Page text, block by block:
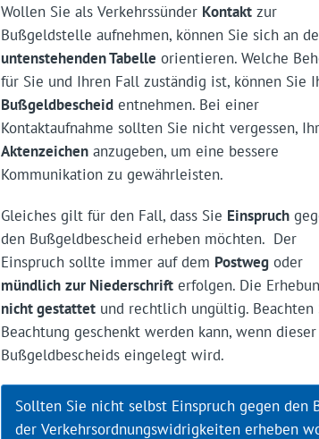
Wollen Sie als Verkehrssünder Kontaktzur
Bußgeldstelle aufnehmen, können Sie sich an
untenstehenden Tabelle orientieren. Welche
für Sie und Ihren Fall zuständig ist, können Sie
Bußgeldbescheidentnehmen. Bei einer
Kontaktaufnahme sollten Sie nicht vergessen, Ihr
Aktenzeichenanzugeben, um eine bessere
Kommunikation zu gewährleisten.
Gleiches gilt für den Fall, dass Sie Einspruch
den Bußgeldbescheid erheben möchten. Der
Einspruch sollte immer auf dem Postwegoder
mündlich zur Niederschrifterfolgen. Die
nicht gestattetund rechtlich ungültig. Beachten
Beachtung geschenkt werden kann, wenn
Bußgeldbescheids eingelegt wird.
Sollten Sie nicht selbst Einspruch gegen den
der Verkehrsordnungswidrigkeiten erheben